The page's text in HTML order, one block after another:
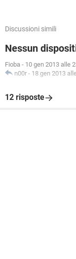
Discussioni simili
Nessun
Fioba - 10 gen 2013 alle
n00r - 18 gen 2013
12 risposte